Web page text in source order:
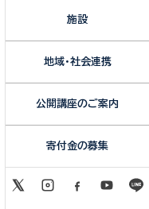
施設
地域・社会連携
公開講座のご案内
寄付金の募集